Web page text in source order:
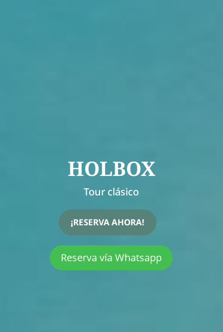
HOLBOX
Tour clásico
¡RESERVA AHORA!
Reserva vía Whatsapp